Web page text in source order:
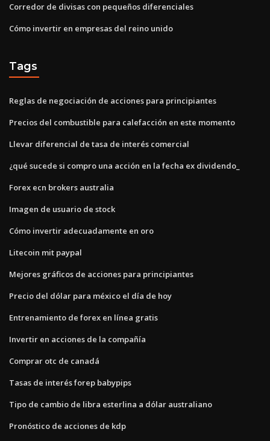
Corredor de divisas con pequeños diferenciales
Cómo invertir en empresas del reino unido
Tags
Reglas de negociación de acciones para principiantes
Precios del combustible para calefacción en este momento
Llevar diferencial de tasa de interés comercial
¿qué sucede si compro una acción en la fecha ex dividendo_
Forex ecn brokers australia
Imagen de usuario de stock
Cómo invertir adecuadamente en oro
Litecoin mit paypal
Mejores gráficos de acciones para principiantes
Precio del dólar para méxico el día de hoy
Entrenamiento de forex en línea gratis
Invertir en acciones de la compañía
Comprar otc de canadá
Tasas de interés forep babypips
Tipo de cambio de libra esterlina a dólar australiano
Pronóstico de acciones de kdp